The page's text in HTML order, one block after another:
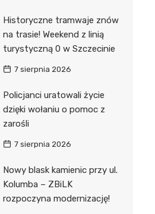
Historyczne tramwaje znów
na trasie! Weekend z linią
turystyczną 0 w Szczecinie
7 sierpnia 2026
Policjanci uratowali życie
dzięki wołaniu o pomoc z
zarośli
7 sierpnia 2026
Nowy blask kamienic przy ul.
Kolumba – ZBiLK
rozpoczyna modernizację!